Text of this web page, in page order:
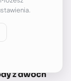
z dwóch